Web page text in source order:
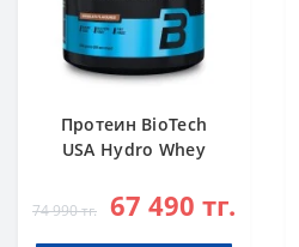
Протеин BioTech
USA Hydro Whey
g
74 990 тг. 67 490 тг.